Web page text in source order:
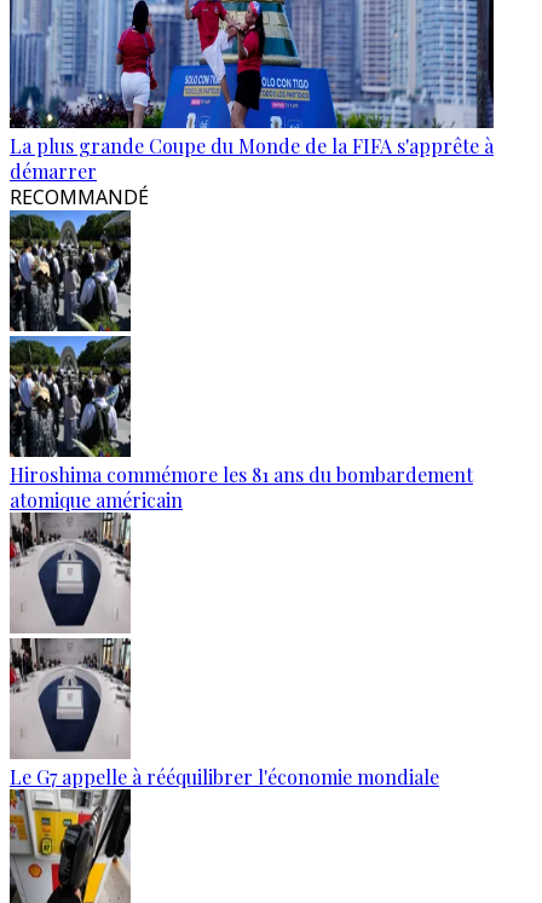
La plus grande Coupe du Monde de la FIFA s'apprête à
démarrer
RECOMMANDÉ
Hiroshima commémore les 81 ans du bombardement
atomique américain
Le G7 appelle à rééquilibrer l'économie mondiale